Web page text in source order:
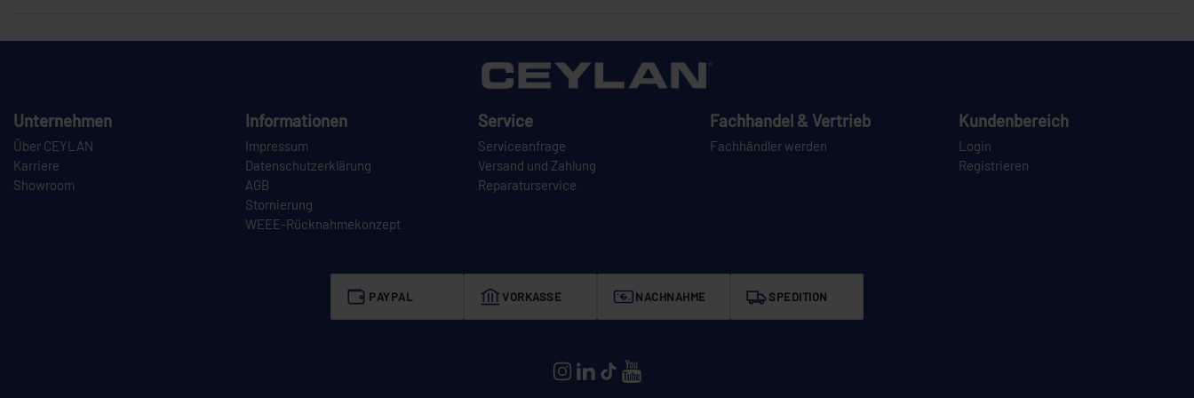
Unternehmen
Über CEYLAN
Karriere
Showroom
Informationen
Impressum
Datenschutzerklärung
AGB
Stornierung
WEEE-Rücknahmekonzept
Service
Serviceanfrage
Versand und Zahlung
Reparaturservice
Fachhandel & Vertrieb
Fachhändler werden
Kundenbereich
Login
Registrieren
PAYPAL VORKASSE NACHNAHME SPEDITION
CEYLAN auf Instagram
CEYLAN auf LinkedIn
CEYLAN auf TikTok
CEYLAN auf YouTube